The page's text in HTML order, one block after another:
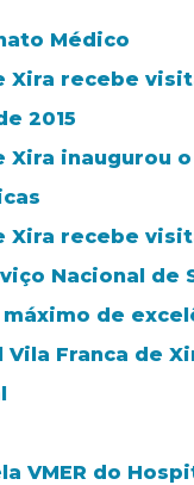
Médico
Xira recebe
2015
Xira inaugurou o
Xira recebe
Nacional de
máximo de
Franca de
VMER do